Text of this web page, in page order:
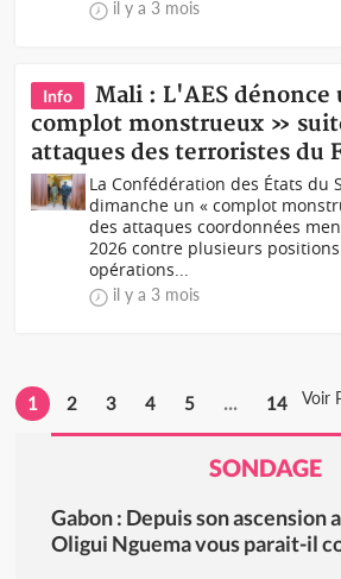
il y a 3 mois
Info
Mali : L'AES dénonce
complot monstrueux »
attaques des terroristes du
La Confédération des États du
dimanche un « complot
des attaques coordonnées
2026 contre plusieurs
opérations...
il y a 3 mois
1 2 3 4 5 ... 14 Voir
SONDAGE
Gabon : Depuis son ascension
Oligui Nguema vous parait-il